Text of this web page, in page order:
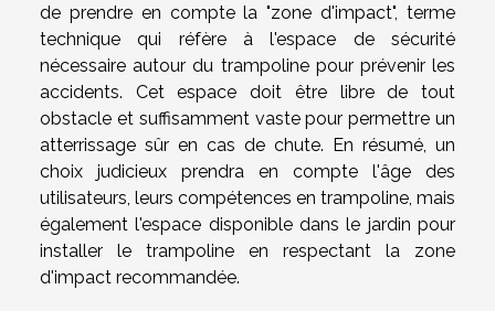
de prendre en compte la "zone d'impact", terme
technique qui réfère à l'espace de sécurité
nécessaire autour du trampoline pour prévenir les
accidents. Cet espace doit être libre de tout
obstacle et suffisamment vaste pour permettre un
atterrissage sûr en cas de chute. En résumé, un
choix judicieux prendra en compte l'âge des
utilisateurs, leurs compétences en trampoline, mais
également l'espace disponible dans le jardin pour
installer le trampoline en respectant la zone
d'impact recommandée.